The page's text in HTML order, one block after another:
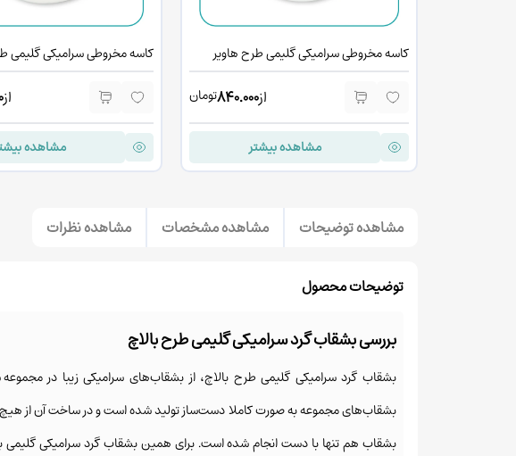
کاسه مخروطی سرامیکی گلیمی طرح هاویر
از840.000تومان
مشاهده بیشتر
کاسه مخروطی سرامیکی گلیمی
از
مشاهده
مشاهده توضیحات مشاهده مشخصات مشاهده نظرات
توضیحات محصول
بررسی بشقاب گرد سرامیکی گلیمی طرح بالاچ
بشقاب گرد سرامیکی گلیمی طرح بالاچ، از بشقاب‌های سرامیکی زیبا درمجموعه
بشقاب‌های مجموعه به صورت کاملا دست‌ساز تولید شده است و در ساخت آن از
بشقاب هم تنها با دست انجام شده است. برای همین بشقاب گرد سرامیکی گلیمی